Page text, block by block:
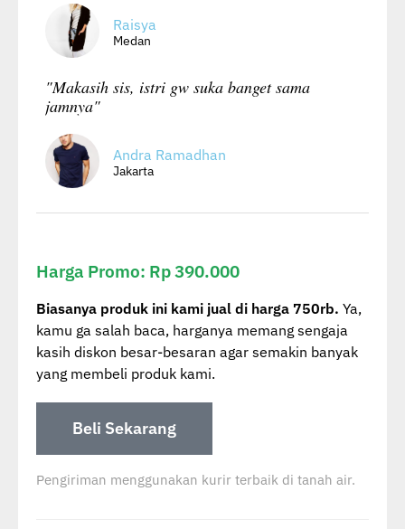
Raisya
Medan
"Makasih sis, istri gw suka banget sama
jamnya"
Andra Ramadhan
Jakarta
Harga Promo: Rp 390.000
Biasanya produk ini kami jual di harga 750rb. Ya,
kamu ga salah baca, harganya memang sengaja
kasih diskon besar-besaran agar semakin banyak
yang membeli produk kami.
Beli Sekarang
Pengiriman menggunakan kurir terbaik di tanah air.